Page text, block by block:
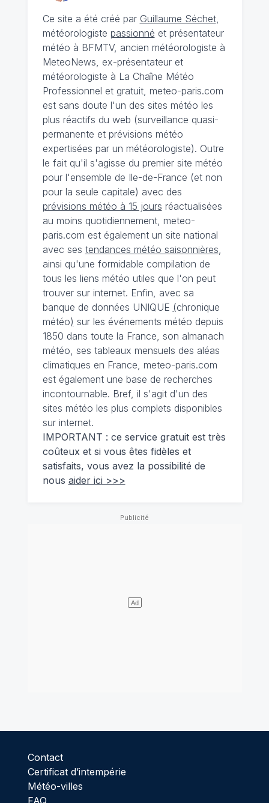
Ce site a été créé par Guillaume Séchet,
météorologiste passionné et présentateur
météo à BFMTV, ancien météorologiste à
MeteoNews, ex-présentateur et
météorologiste à La Chaîne Météo
Professionnel et gratuit, meteo-paris.com
est sans doute l'un des sites météo les
plus réactifs du web (surveillance quasi-
permanente et prévisions météo
expertisées par un météorologiste). Outre
le fait qu'il s'agisse du premier site météo
pour l'ensemble de Ile-de-France (et non
pour la seule capitale) avec des
prévisions météo à 15 jours réactualisées
au moins quotidiennement, meteo-
paris.com est également un site national
avec ses tendances météo saisonnières,
ainsi qu'une formidable compilation de
tous les liens météo utiles que l'on peut
trouver sur internet. Enfin, avec sa
banque de données UNIQUE (chronique
météo) sur les événements météo depuis
1850 dans toute la France, son almanach
météo, ses tableaux mensuels des aléas
climatiques en France, meteo-paris.com
est également une base de recherches
incontournable. Bref, il s'agit d'un des
sites météo les plus complets disponibles
sur internet.
IMPORTANT : ce service gratuit est très
coûteux et si vous êtes fidèles et
satisfaits, vous avez la possibilité de
nous aider ici >>>
Contact
Certificat d’intempérie
Météo-villes
FAQ